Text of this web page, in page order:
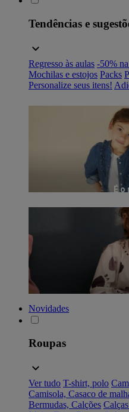
Tendências e
Regresso às aulas -50%
Mochilas e estojos Packs
Personalize seus itens!
É
Novidades
Roupas
Ver tudo T-shirt, polo
Camisola, Casaco de
Bermudas, Calções